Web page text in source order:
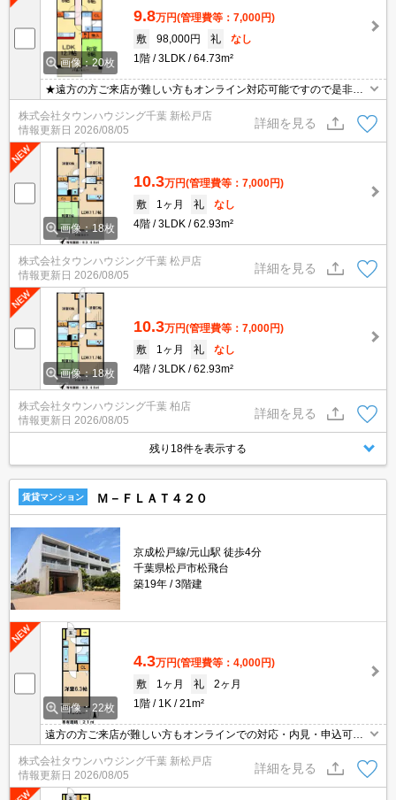
画像：20枚
9.8万円(管理費等：7,000円)
敷
98,000円 礼
なし
1階
3LDK 64.73m²
★遠方の方ご来店が難しい方もオンライン対応可能ですので是非一
度ご相談くださいませ！お部屋探しはタウンハウジングにお任せ下
さい★
株式会社タウンハウジング千葉 新松戸店
情報更新日 2026/08/05
詳細を見る
画像：18枚
10.3万円(管理費等：7,000円)
敷
1ヶ月 礼
なし
4階
3LDK 62.93m²
株式会社タウンハウジング千葉 松戸店
情報更新日 2026/08/05
詳細を見る
画像：18枚
10.3万円(管理費等：7,000円)
敷
1ヶ月 礼
なし
4階
3LDK 62.93m²
株式会社タウンハウジング千葉 柏店
情報更新日 2026/08/05
詳細を見る
残り18件を表示する
賃貸マンション Ｍ－ＦＬＡＴ４２０
京成松戸線/元山駅 徒歩4分
千葉県松戸市松飛台
築19年
3階建
画像：22枚
4.3万円(管理費等：4,000円)
敷
1ヶ月 礼
2ヶ月
1階
1K 21m²
遠方の方ご来店が難しい方もオンラインでの対応・内見・申込可能
です！
株式会社タウンハウジング千葉 新松戸店
情報更新日 2026/08/05
詳細を見る